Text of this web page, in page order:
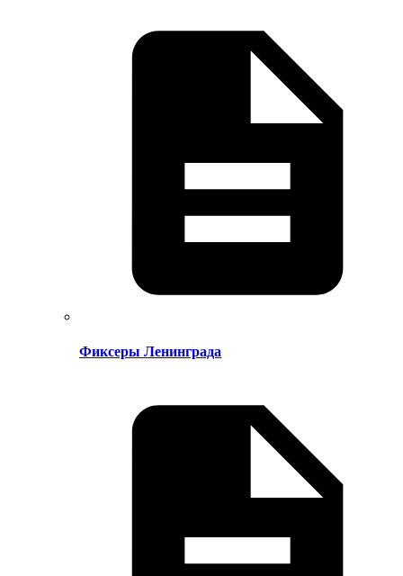
Фиксеры Ленинграда